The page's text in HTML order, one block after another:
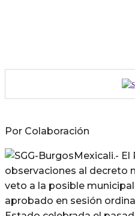
Por Colaboración
Mexicali.-
observaciones al decreto
veto a la posible
aprobado en sesión